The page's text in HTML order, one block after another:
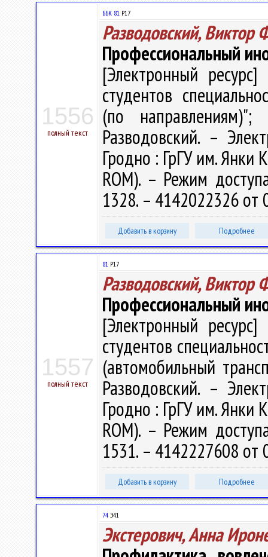
1556
полный текст
ББК 81.Р17
Разводовский, Виктор
Профессиональный
[Электронный
студентов
(по
Разводовский. –
Гродно : ГрГУ им. Янки
ROM). – Режим
1328. – 4142022326 от
Добавить в корзину Подробнее
1557
полный текст
81 Р17
Разводовский, Виктор
Профессиональный
[Электронный
студентов
(автомобильный
Разводовский. –
Гродно : ГрГУ им. Янки
ROM). – Режим
1531. – 4142227608 от
Добавить в корзину Подробнее
74 Э41
Экстерович, Анна